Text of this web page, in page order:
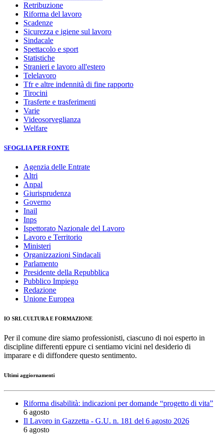
Retribuzione
Riforma del lavoro
Scadenze
Sicurezza e igiene sul lavoro
Sindacale
Spettacolo e sport
Statistiche
Stranieri e lavoro all'estero
Telelavoro
Tfr e altre indennità di fine rapporto
Tirocini
Trasferte e trasferimenti
Varie
Videosorveglianza
Welfare
SFOGLIA PER FONTE
Agenzia delle Entrate
Altri
Anpal
Giurisprudenza
Governo
Inail
Inps
Ispettorato Nazionale del Lavoro
Lavoro e Territorio
Ministeri
Organizzazioni Sindacali
Parlamento
Presidente della Repubblica
Pubblico Impiego
Redazione
Unione Europea
IO SRL CULTURA E FORMAZIONE
Per il comune dire siamo professionisti, ciascuno di noi esperto in
discipline differenti eppure ci sentiamo vicini nel desiderio di
imparare e di diffondere questo sentimento.
Ultimi aggiornamenti
Riforma disabilità: indicazioni per domande “progetto di vita”
6 agosto
Il Lavoro in Gazzetta - G.U. n. 181 del 6 agosto 2026
6 agosto